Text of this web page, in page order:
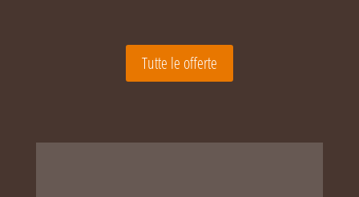
Tutte le offerte